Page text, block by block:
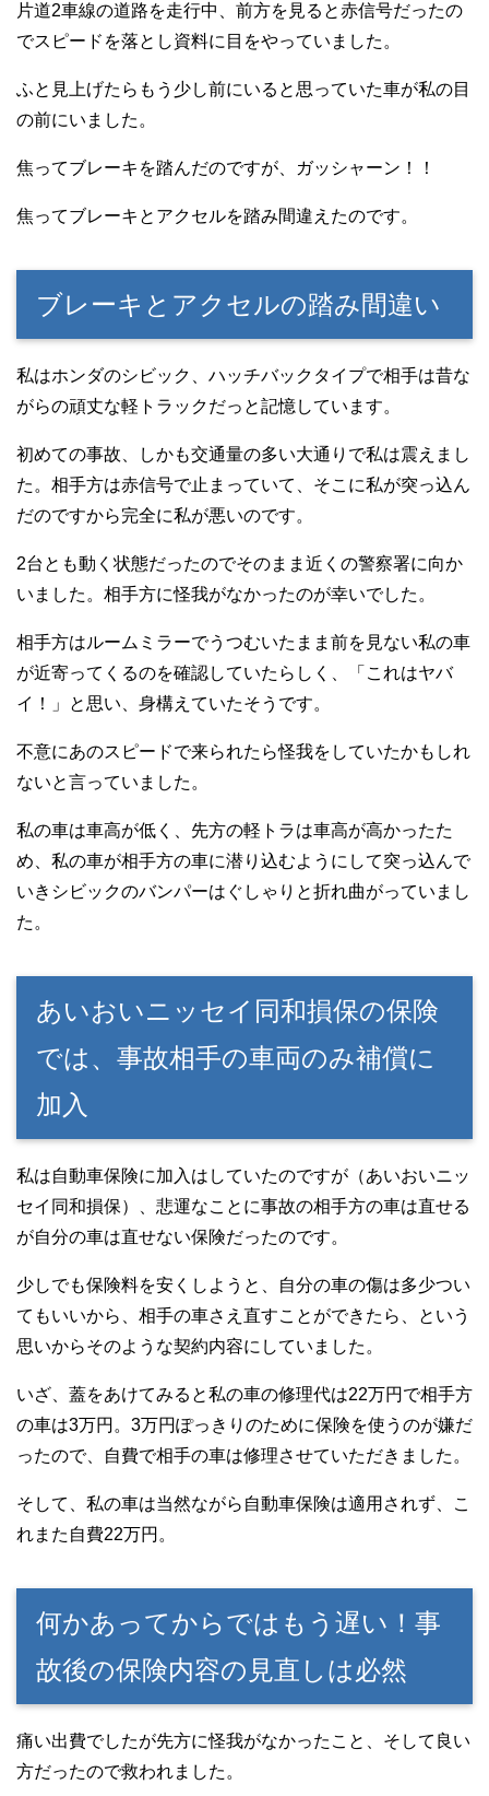
片道2車線の道路を走行中、前方を見ると赤信号だったの
でスピードを落とし資料に目をやっていました。
ふと見上げたらもう少し前にいると思っていた車が私の目
の前にいました。
焦ってブレーキを踏んだのですが、ガッシャーン！！
焦ってブレーキとアクセルを踏み間違えたのです。
ブレーキとアクセルの踏み間違い
私はホンダのシビック、ハッチバックタイプで相手は昔な
がらの頑丈な軽トラックだっと記憶しています。
初めての事故、しかも交通量の多い大通りで私は震えまし
た。相手方は赤信号で止まっていて、そこに私が突っ込ん
だのですから完全に私が悪いのです。
2台とも動く状態だったのでそのまま近くの警察署に向か
いました。相手方に怪我がなかったのが幸いでした。
相手方はルームミラーでうつむいたまま前を見ない私の車
が近寄ってくるのを確認していたらしく、「これはヤバ
イ！」と思い、身構えていたそうです。
不意にあのスピードで来られたら怪我をしていたかもしれ
ないと言っていました。
私の車は車高が低く、先方の軽トラは車高が高かったた
め、私の車が相手方の車に潜り込むようにして突っ込んで
いきシビックのバンパーはぐしゃりと折れ曲がっていまし
た。
あいおいニッセイ同和損保の保険
では、事故相手の車両のみ補償に
加入
私は自動車保険に加入はしていたのですが（あいおいニッ
セイ同和損保）、悲運なことに事故の相手方の車は直せる
が自分の車は直せない保険だったのです。
少しでも保険料を安くしようと、自分の車の傷は多少つい
てもいいから、相手の車さえ直すことができたら、という
思いからそのような契約内容にしていました。
いざ、蓋をあけてみると私の車の修理代は22万円で相手方
の車は3万円。3万円ぽっきりのために保険を使うのが嫌だ
ったので、自費で相手の車は修理させていただきました。
そして、私の車は当然ながら自動車保険は適用されず、こ
れまた自費22万円。
何かあってからではもう遅い！事
故後の保険内容の見直しは必然
痛い出費でしたが先方に怪我がなかったこと、そして良い
方だったので救われました。